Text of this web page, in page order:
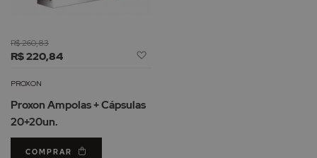
R$ 220,84
R$ 260,83
PROXON
Proxon Ampolas + Cápsulas
20+20un.
COMPRAR